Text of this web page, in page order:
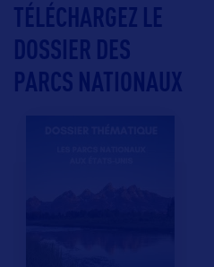
TÉLÉCHARGEZ LE
DOSSIER DES
PARCS NATIONAUX